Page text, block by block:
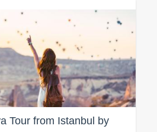
Tour from Istanbul by